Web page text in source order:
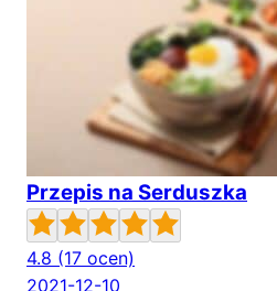
Przepis na Serduszka
4.8 (17 ocen)
2021-12-10